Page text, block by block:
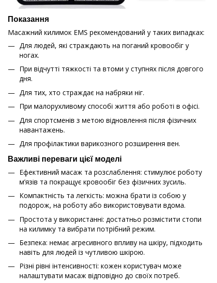
Показання
Масажний килимок EMS рекомендований у таких випадках:
Для людей, які страждають на поганий кровообіг у
ногах.
При відчутті тяжкості та втоми у ступнях після довгого
дня.
Для тих, хто страждає на набряки ніг.
При малорухливому способі життя або роботі в офісі.
Для спортсменів з метою відновлення після фізичних
навантажень.
Для профілактики варикозного розширення вен.
Важливі переваги цієї моделі
Ефективний масаж та розслаблення: стимулює роботу
м’язів та покращує кровообіг без фізичних зусиль.
Компактність та легкість: можна брати із собою у
подорож, на роботу або використовувати вдома.
Простота у використанні: достатньо розмістити стопи
на килимку та вибрати потрібний режим.
Безпека: немає агресивного впливу на шкіру, підходить
навіть для людей із чутливою шкірою.
Різні рівні інтенсивності: кожен користувач може
налаштувати масаж відповідно до своїх потреб.